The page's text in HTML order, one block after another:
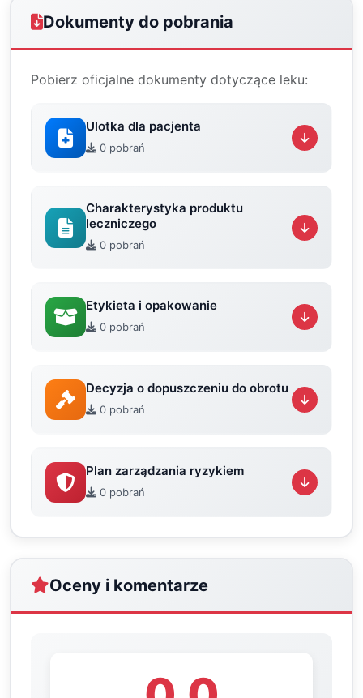
Dokumenty do pobrania
Pobierz oficjalne dokumenty dotyczące leku:
Ulotka dla pacjenta
0 pobrań
Charakterystyka produktu
leczniczego
0 pobrań
Etykieta i opakowanie
0 pobrań
Decyzja o dopuszczeniu do obrotu
0 pobrań
Plan zarządzania ryzykiem
0 pobrań
Oceny i komentarze